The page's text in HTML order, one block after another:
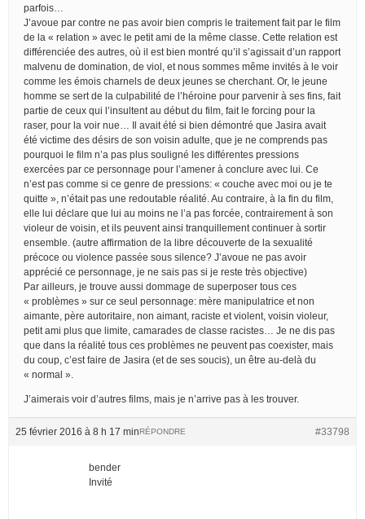
parfois…
J’avoue par contre ne pas avoir bien compris le traitement fait par le film
de la « relation » avec le petit ami de la même classe. Cette relation est
différenciée des autres, où il est bien montré qu’il s’agissait d’un rapport
malvenu de domination, de viol, et nous sommes même invités à le voir
comme les émois charnels de deux jeunes se cherchant. Or, le jeune
homme se sert de la culpabilité de l’héroine pour parvenir à ses fins, fait
partie de ceux qui l’insultent au début du film, fait le forcing pour la
raser, pour la voir nue… Il avait été si bien démontré que Jasira avait
été victime des désirs de son voisin adulte, que je ne comprends pas
pourquoi le film n’a pas plus souligné les différentes pressions
exercées par ce personnage pour l’amener à conclure avec lui. Ce
n’est pas comme si ce genre de pressions: « couche avec moi ou je te
quitte », n’était pas une redoutable réalité. Au contraire, à la fin du film,
elle lui déclare que lui au moins ne l’a pas forcée, contrairement à son
violeur de voisin, et ils peuvent ainsi tranquillement continuer à sortir
ensemble. (autre affirmation de la libre découverte de la sexualité
précoce ou violence passée sous silence? J’avoue ne pas avoir
apprécié ce personnage, je ne sais pas si je reste très objective)
Par ailleurs, je trouve aussi dommage de superposer tous ces
« problèmes » sur ce seul personnage: mère manipulatrice et non
aimante, père autoritaire, non aimant, raciste et violent, voisin violeur,
petit ami plus que limite, camarades de classe racistes… Je ne dis pas
que dans la réalité tous ces problèmes ne peuvent pas coexister, mais
du coup, c’est faire de Jasira (et de ses soucis), un être au-delà du
« normal ».
J’aimerais voir d’autres films, mais je n’arrive pas à les trouver.
25 février 2016 à 8 h 17 min #33798
RÉPONDRE
bender
Invité